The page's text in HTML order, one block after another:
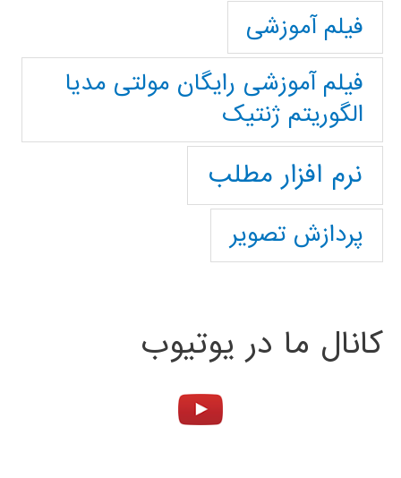
فیلم آموزشی
فیلم آموزشی رایگان مولتی مدیا
الگوریتم ژنتیک
نرم افزار مطلب
پردازش تصویر
کانال ما در یوتیوب